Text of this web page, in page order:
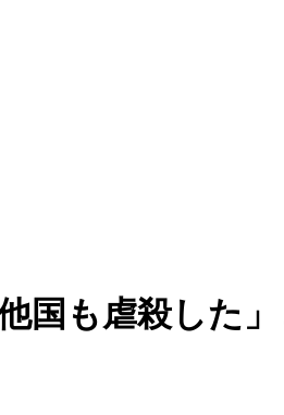
国も虐殺した